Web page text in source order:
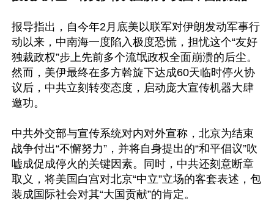
报导指出，自今年2月底美以联军对伊朗发动军事行
动以来，中南海一度陷入极度恐慌，担忧这个“友好
独裁政权”步上先前多个流氓政权全面崩溃的后尘。
然而，美伊最终在多方斡旋下达成60天临时停火协
议后，中共立刻转变态度，启动庞大宣传机器大肆
邀功。
中共外交部与宣传系统对内对外宣称，北京为结束
战争付出“不懈努力”，并将自身提出的“和平倡议”吹
嘘成促成停火的关键因素。同时，中共还刻意断章
取义，将美国白宫对北京“中立”立场的客套表述，包
装成国际社会对其“大国贡献”的肯定。